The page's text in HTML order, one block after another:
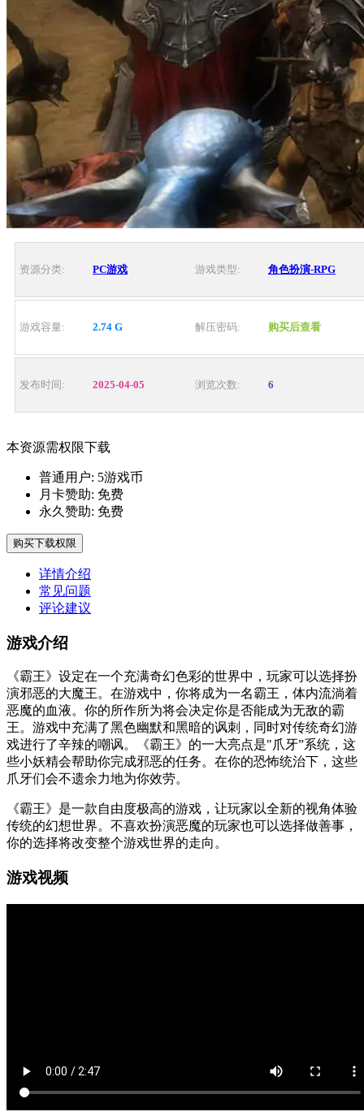
资源分类: PC游戏 游戏类型: 角色扮演-RPG
游戏容量: 2.74 G 解压密码: 购买后查看
发布时间: 2025-04-05 浏览次数: 6
本资源需权限下载
普通用户: 5游戏币
月卡赞助: 免费
永久赞助: 免费
购买下载权限
详情介绍
常见问题
评论建议
游戏介绍
《霸王》设定在一个充满奇幻色彩的世界中，玩家可以选择扮
演邪恶的大魔王。在游戏中，你将成为一名霸王，体内流淌着
恶魔的血液。你的所作所为将会决定你是否能成为无敌的霸
王。游戏中充满了黑色幽默和黑暗的讽刺，同时对传统奇幻游
戏进行了辛辣的嘲讽。《霸王》的一大亮点是"爪牙”系统，这
些小妖精会帮助你完成邪恶的任务。在你的恐怖统治下，这些
爪牙们会不遗余力地为你效劳。
《霸王》是一款自由度极高的游戏，让玩家以全新的视角体验
传统的幻想世界。不喜欢扮演恶魔的玩家也可以选择做善事，
你的选择将改变整个游戏世界的走向。
游戏视频